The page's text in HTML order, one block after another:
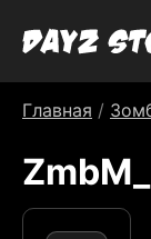
Главная /